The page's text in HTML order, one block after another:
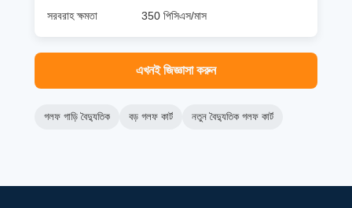
সরবরাহ ক্ষমতা
350 পিসিএস/মাস
এখনই জিজ্ঞাসা করুন
গলফ গাড়ি বৈদ্যুতিক বড় গলফ কার্ট নতুন বৈদ্যুতিক গলফ কার্ট